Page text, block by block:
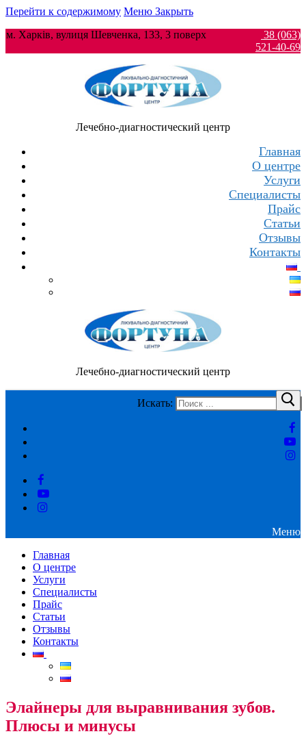
Перейти к содержимому Меню Закрыть
м. Харків, вулиця Шевченка, 133, 3 поверх
38 (063)
521-40-69
Лечебно-диагностический центр
Главная
О центре
Услуги
Специалисты
Прайс
Статьи
Отзывы
Контакты
Лечебно-диагностический центр
Искать:
Меню
Главная
О центре
Услуги
Специалисты
Прайс
Статьи
Отзывы
Контакты
Элайнеры для выравнивания зубов.
Плюсы и минусы